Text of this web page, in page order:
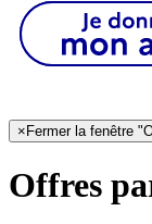
× Fermer la fenêtre
Offres